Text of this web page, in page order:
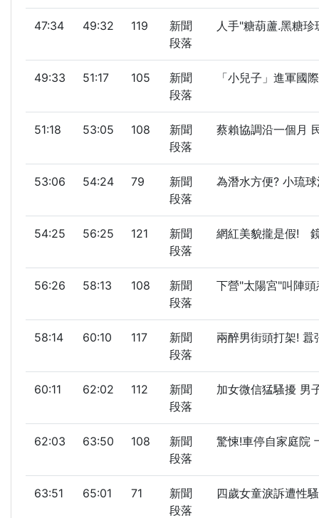
47:34 49:32 119
新聞
段落
人手"糖葫蘆.黑糖
49:33 51:17 105
新聞
段落
「小兒子」進軍國
51:18 53:05 108
新聞
段落
蔡賴協調沿一個月
53:06 54:24 79
新聞
段落
為潛水方便? 小琉
54:25 56:25 121
新聞
段落
網紅美貌攏是假!
56:26 58:13 108
新聞
段落
下營"太陽宮"叫陣
58:14 60:10 117
新聞
段落
兩醉男街頭打架! 囂
60:11 62:02 112
新聞
段落
加女微信猛騷擾 男
62:03 63:50 108
新聞
段落
驚悚!車停自家庭院
63:51 65:01 71
新聞
段落
四歲女童淚訴遭性